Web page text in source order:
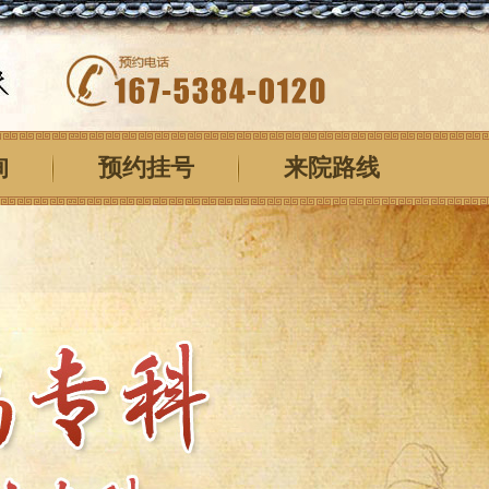
预约挂号 来院路线